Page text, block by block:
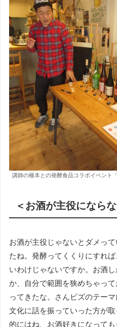
講師の榎本との発酵食品コラボイベント
＜お酒が主役になら
お酒が主役じゃないとダメっ
たね。発酵ってくくりにすれ
いわけじゃないですか。お酒
か、自分で範囲を狭めちゃっ
ってきたな。さんビズのテー
文化に話を振っていった方が
的にはね、お酒好きになっても